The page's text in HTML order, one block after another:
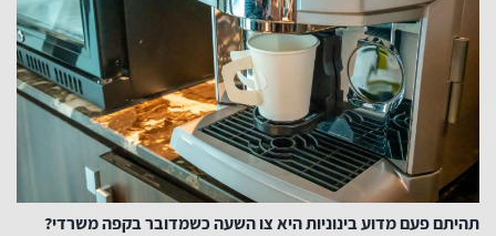
תהיתם פעם מדוע בינוניות היא צו השעה כשמדובר בקפה משרדי?